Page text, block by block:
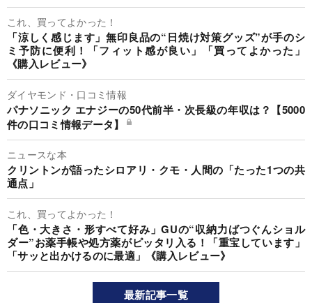
これ、買ってよかった！
「涼しく感じます」無印良品の“日焼け対策グッズ”が手のシ
ミ予防に便利！「フィット感が良い」「買ってよかった」
《購入レビュー》
ダイヤモンド・口コミ情報
パナソニック エナジーの50代前半・次長級の年収は？【5000
件の口コミ情報データ】
ニュースな本
クリントンが語ったシロアリ・クモ・人間の「たった1つの共
通点」
これ、買ってよかった！
「色・大きさ・形すべて好み」GUの“収納力ばつぐんショル
ダー”お薬手帳や処方薬がピッタリ入る！「重宝しています」
「サッと出かけるのに最適」《購入レビュー》
最新記事一覧